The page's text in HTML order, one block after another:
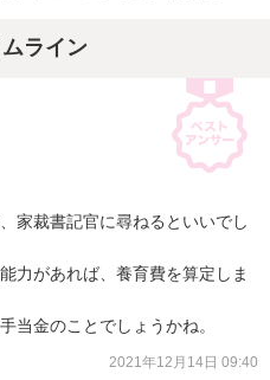
ライン
家裁書記官に尋ねるといいでし
力があれば、養育費を算定しま
当金のことでしょうかね。
2021年12月14日 09:40